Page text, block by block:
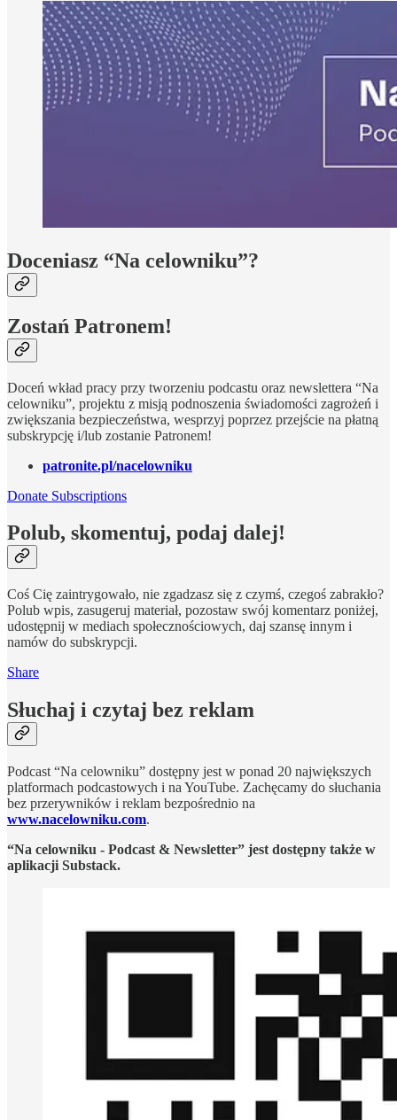
Doceniasz “Na celowniku”?
Zostań Patronem!
Doceń wkład pracy przy tworzeniu podcastu oraz newslettera “Na
celowniku”, projektu z misją podnoszenia świadomości zagrożeń i
zwiększania bezpieczeństwa, wesprzyj poprzez przejście na płatną
subskrypcję i/lub zostanie Patronem!
patronite.pl/nacelowniku
Donate Subscriptions
Polub, skomentuj, podaj dalej!
Coś Cię zaintrygowało, nie zgadzasz się z czymś, czegoś zabrakło?
Polub wpis, zasugeruj materiał, pozostaw swój komentarz poniżej,
udostępnij w mediach społecznościowych, daj szansę innym i
namów do subskrypcji.
Share
Słuchaj i czytaj bez reklam
Podcast “Na celowniku” dostępny jest w ponad 20 największych
platformach podcastowych i na YouTube. Zachęcamy do słuchania
bez przerywników i reklam bezpośrednio na
www.nacelowniku.com.
“Na celowniku - Podcast & Newsletter” jest dostępny także w
aplikacji Substack.